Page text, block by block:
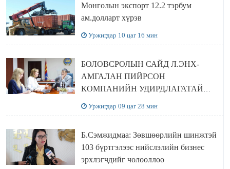
Монголын экспорт 12.2 тэрбум
ам.долларт хүрэв
Уржигдар 10 цаг 16 мин
БОЛОВСРОЛЫН САЙД Л.ЭНХ-
АМГАЛАН ПИЙРСОН
КОМПАНИЙН УДИРДЛАГАТАЙ
Уржигдар 09 цаг 28 мин
Б.Сэмжидмаа: Зөвшөөрлийн шинжтэй
103 бүртгэлээс нийслэлийн бизнес
эрхлэгчдийг чөлөөллөө